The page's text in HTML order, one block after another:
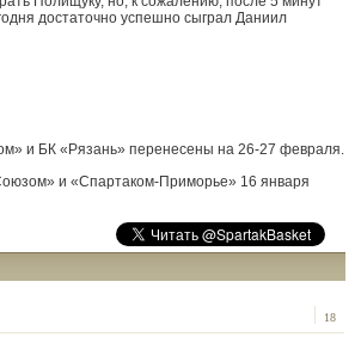
достаточно успешно сыграл Даниил
и БК «Рязань» перенесены на 26-27 февраля.
и «Спартаком-Приморье» 16 января
18